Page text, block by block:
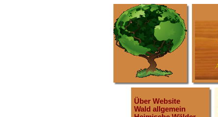
Über Website
Wald allgemein